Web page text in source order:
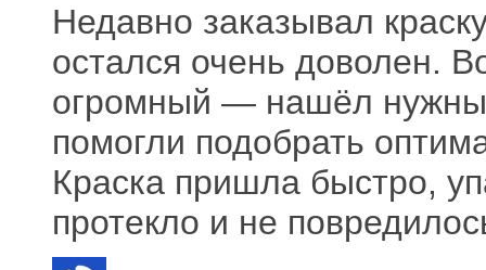
Недавно заказывал
остался очень доволен.
огромный — нашёл
помогли подобрать
Краска пришла быстро,
протекло и не